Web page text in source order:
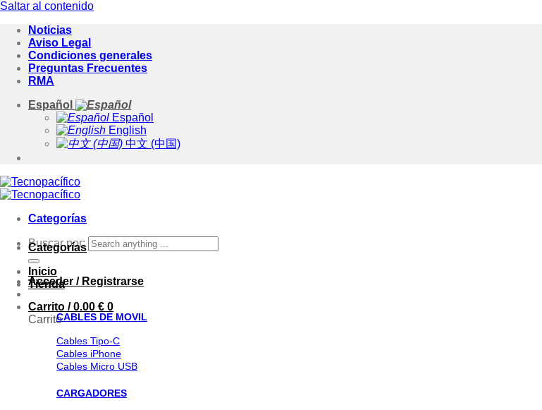
Saltar al contenido
Noticias
Aviso Legal
Condiciones generales
Preguntas Frecuentes
RMA
Español
Español
English
中文 (中国)
Categorías
Buscar por:
Acceder / Registrarse
Carrito /0.00 € 0
Carrito
Categorías
Inicio
Tienda
CABLES DE MOVIL
Cables Tipo-C
Cables iPhone
Cables Micro USB
CARGADORES